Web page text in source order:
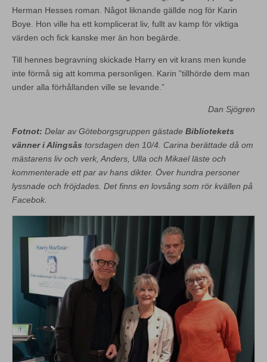
Herman Hesses roman. Något liknande gällde nog för Karin
Boye. Hon ville ha ett komplicerat liv, fullt av kamp för viktiga
värden och fick kanske mer än hon begärde.
Till hennes begravning skickade Harry en vit krans men kunde
inte förmå sig att komma personligen. Karin ”tillhörde dem man
under alla förhållanden ville se levande.”
Dan Sjögren
Fotnot: Delar av Göteborgsgruppen gästade Bibliotekets
vänner i Alingsås torsdagen den 10/4. Carina berättade då om
mästarens liv och verk, Anders, Ulla och Mikael läste och
kommenterade ett par av hans dikter. Över hundra personer
lyssnade och fröjdades. Det finns en lovsång som rör kvällen på
Facebok.